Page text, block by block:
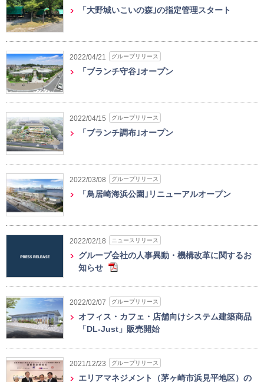
「大野城いこいの森｣の指定管理スタート
2022/04/21 グループリリース
「ブランチ守谷｣オープン
2022/04/15 グループリリース
「ブランチ調布｣オープン
2022/03/08 グループリリース
「鳥居崎海浜公園｣リニューアルオープン
2022/02/18 ニュースリリース
グループ会社の人事異動・機構改革に関するお
知らせ
2022/02/07 グループリリース
オフィス・カフェ・店舗向けシステム建築商品
「DL-Just」販売開始
2021/12/23 グループリリース
エリアマネジメント（茅ヶ崎市浜見平地区）の